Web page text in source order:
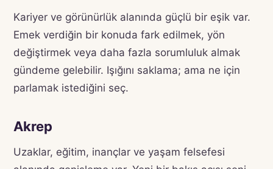
Kariyer ve görünürlük alanında güçlü bir eşik var.
Emek verdiğin bir konuda fark edilmek, yön
değiştirmek veya daha fazla sorumluluk almak
gündeme gelebilir. Işığını saklama; ama ne için
parlamak istediğini seç.
Akrep
Uzaklar, eğitim, inançlar ve yaşam felsefesi